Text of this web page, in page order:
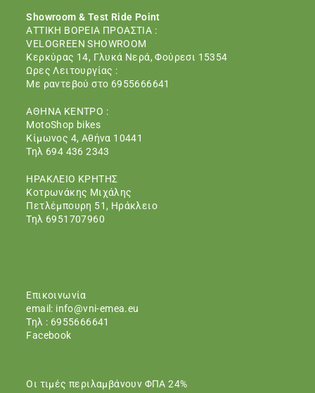
Showroom & Test Ride Point
ΑΤΤΙΚΗ ΒΟΡΕΙΑ ΠΡΟΑΣΤΙΑ :
VELOGREEN SHOWROOM
Κερκύρας 14, Γλυκά Νερά, Φούρεσι 15354
Ωρες Λειτουργίας :
Με ραντεβού στο 6955666641
ΑΘΗΝΑ ΚΕΝΤΡΟ :
MotoShop bikes
Κίμωνος 4, Aθήνα 10441
Τηλ 694 436 2343
ΗΡΑΚΛΕΙΟ ΚΡΗΤΗΣ
Kοτρωνάκης Mιχάλης
Πετλέμπουρη 51, Ηράκλειο
Τηλ 6951707960
Eπικοινωνία
email: info@vni-emea.eu
Τηλ : 6955666641
Facebook
Οι τιμές περιλαμβάνουν ΦΠΑ 24%